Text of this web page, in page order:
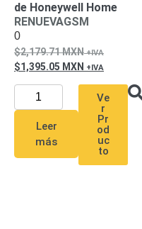
EnergíaPoE
AlcanceUPS
- No Break
Completos
Megapixel
TurboHD
de 4
de Honeywell Home
RENUEVAGSM
0
2,179.71MXN
1,395.05 MXN
Leer
más
Ve
r
Pr
od
uc
to